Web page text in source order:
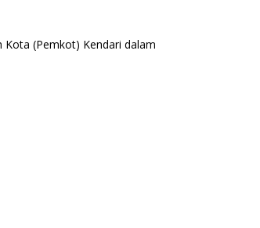
Kota (Pemkot) Kendari dalam